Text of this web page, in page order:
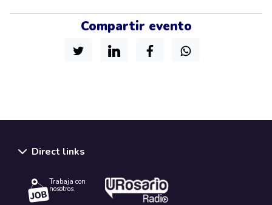
Compartir evento
Direct links
Trabaja con
nosotros.